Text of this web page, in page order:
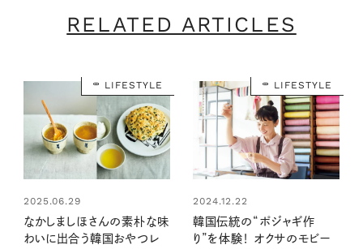
RELATED ARTICLES
LIFESTYLE
2025.06.29
なかしましほさんの素朴な味
わいに出合う韓国おやつレ
LIFESTYLE
2024.12.22
韓国伝統の“ポジャギ作
り”を体験！ オクサのモビー